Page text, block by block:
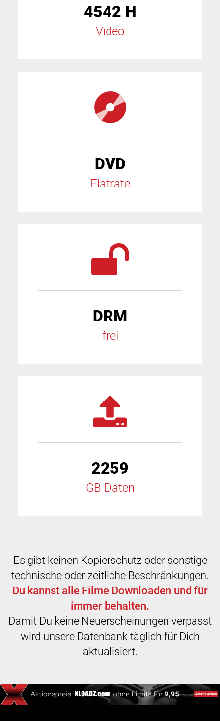
4542 H
Video
DVD
Flatrate
DRM
frei
2259
GB Daten
Es gibt keinen Kopierschutz oder sonstige
technische oder zeitliche Beschränkungen.
Du kannst alle Filme Downloaden und für
immer behalten.
Damit Du keine Neuerscheinungen verpasst
wird unsere Datenbank täglich für Dich
aktualisiert.